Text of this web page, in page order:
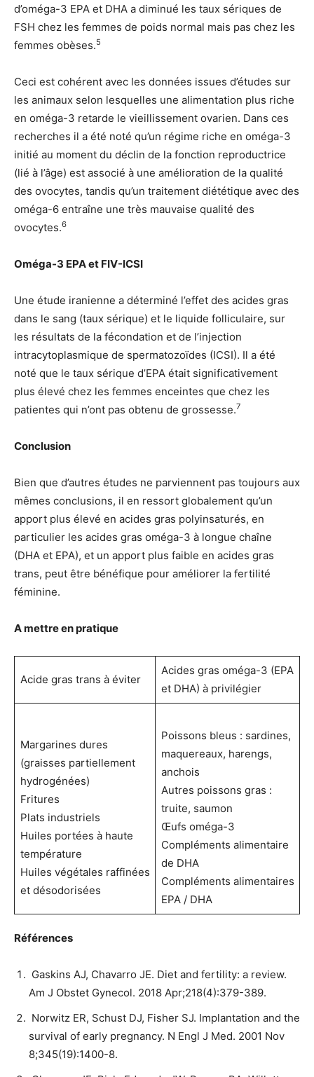
d’oméga-3 EPA et DHA a diminué les taux sériques de
FSH chez les femmes de poids normal mais pas chez les
femmes obèses.5
Ceci est cohérent avec les données issues d’études sur
les animaux selon lesquelles une alimentation plus riche
en oméga-3 retarde le vieillissement ovarien. Dans ces
recherches il a été noté qu’un régime riche en oméga-3
initié au moment du déclin de la fonction reproductrice
(lié à l’âge) est associé à une amélioration de la qualité
des ovocytes, tandis qu’un traitement diététique avec des
oméga-6 entraîne une très mauvaise qualité des
ovocytes.6
Oméga-3 EPA et FIV-ICSI
Une étude iranienne a déterminé l’effet des acides gras
dans le sang (taux sérique) et le liquide folliculaire, sur
les résultats de la fécondation et de l’injection
intracytoplasmique de spermatozoïdes (ICSI). Il a été
noté que le taux sérique d’EPA était significativement
plus élevé chez les femmes enceintes que chez les
patientes qui n’ont pas obtenu de grossesse.7
Conclusion
Bien que d’autres études ne parviennent pas toujours aux
mêmes conclusions, il en ressort globalement qu’un
apport plus élevé en acides gras polyinsaturés, en
particulier les acides gras oméga-3 à longue chaîne
(DHA et EPA), et un apport plus faible en acides gras
trans, peut être bénéfique pour améliorer la fertilité
féminine.
A mettre en pratique
Acide gras trans à éviter
Acides gras oméga-3 (EPA
et DHA) à privilégier
Margarines dures
(graisses partiellement
hydrogénées)
Fritures
Plats industriels
Huiles portées à haute
température
Huiles végétales raffinées
et désodorisées
Poissons bleus : sardines,
maquereaux, harengs,
anchois
Autres poissons gras :
truite, saumon
Œufs oméga-3
Compléments alimentaire
de DHA
Compléments alimentaires
EPA / DHA
Références
Gaskins AJ, Chavarro JE. Diet and fertility: a review.
Am J Obstet Gynecol. 2018 Apr;218(4):379-389.
Norwitz ER, Schust DJ, Fisher SJ. Implantation and the
survival of early pregnancy. N Engl J Med. 2001 Nov
8;345(19):1400-8.